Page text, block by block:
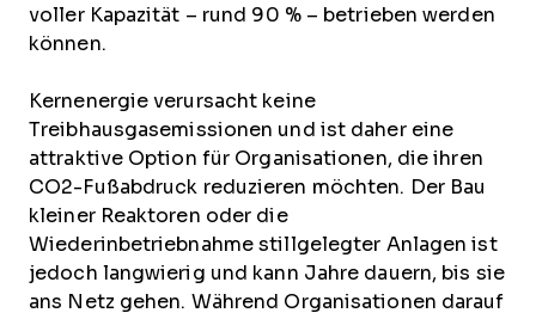
voller Kapazität – rund 90 % – betrieben werden
können.
Kernenergie verursacht keine
Treibhausgasemissionen und ist daher eine
attraktive Option für Organisationen, die ihren
CO2-Fußabdruck reduzieren möchten. Der Bau
kleiner Reaktoren oder die
Wiederinbetriebnahme stillgelegter Anlagen ist
jedoch langwierig und kann Jahre dauern, bis sie
ans Netz gehen. Während Organisationen darauf